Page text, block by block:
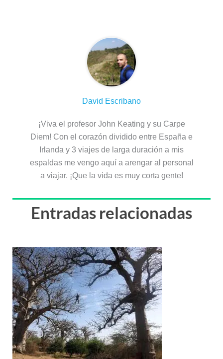
David Escribano
¡Viva el profesor John Keating y su Carpe
Diem! Con el corazón dividido entre España e
Irlanda y 3 viajes de larga duración a mis
espaldas me vengo aquí a arengar al personal
a viajar. ¡Que la vida es muy corta gente!
Entradas relacionadas